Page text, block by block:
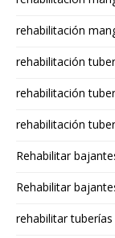
rehabilitación
rehabilitación
rehabilitación
rehabilitación
Rehabilitar
Rehabilitar
rehabilitar